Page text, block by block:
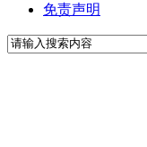
免责声明